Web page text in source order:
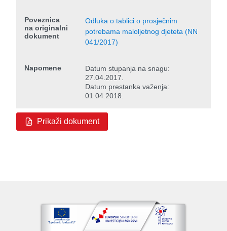
Poveznica
na originalni
dokument
Odluka o tablici o prosječnim
potrebama maloljetnog djeteta (NN
041/2017)
Napomene
Datum stupanja na snagu:
27.04.2017.
Datum prestanka važenja:
01.04.2018.
Prikaži dokument